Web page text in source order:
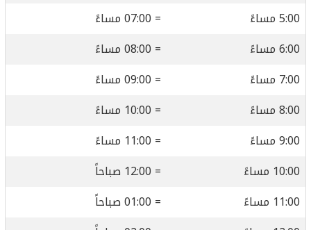
5:00 مساءً
= 07:00 مساءً
6:00 مساءً
= 08:00 مساءً
7:00 مساءً
= 09:00 مساءً
8:00 مساءً
= 10:00 مساءً
9:00 مساءً
= 11:00 مساءً
10:00 مساءً
= 12:00 صباحاً
11:00 مساءً
= 01:00 صباحاً